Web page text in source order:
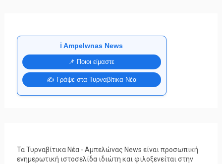
ℹ️ Ampelwnas News
📌 Ποιοι είμαστε
✍️ Γράψε στα Τυρναβίτικα Νέα
Τα Τυρναβίτικα Νέα - Αμπελώνας News είναι προσωπική
ενημερωτική ιστοσελίδα ιδιώτη και φιλοξενείται στην